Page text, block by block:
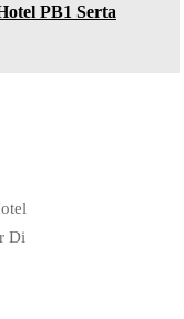
PB1 Serta
Di